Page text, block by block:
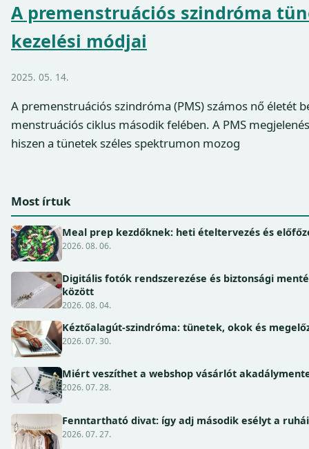
A premenstruációs szindróma
kezelési módjai
2025. 05. 14.
A premenstruációs szindróma (PMS) számos nő életét
menstruációs ciklus második felében. A PMS
hiszen a tünetek széles spektrumon mozog
Most írtuk
Meal prep kezdőknek: heti ételtervezés és
2026. 08. 06.
Digitális fotók rendszerezése és biztonsági
között
2026. 08. 04.
Kéztőalagút-szindróma: tünetek, okok és
2026. 07. 30.
Miért veszíthet a webshop vásárlót
2026. 07. 28.
Fenntartható divat: így adj második esélyt a
2026. 07. 27.